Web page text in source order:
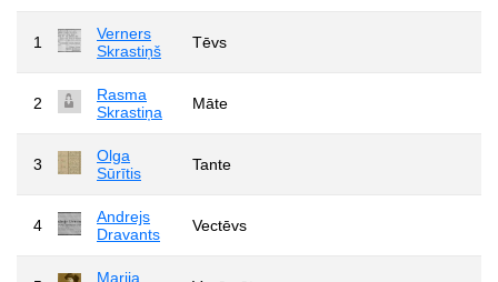
1
Verners
Skrastiņš
Tēvs
2
Rasma
Skrastiņa
Māte
3
Olga
Sūrītis
Tante
4
Andrejs
Dravants
Vectēvs
Marija